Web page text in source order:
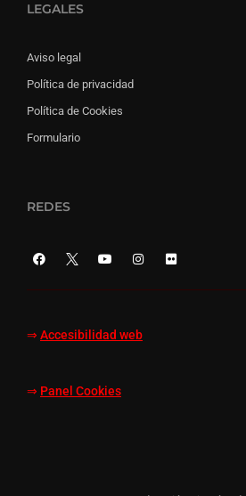
LEGALES
Aviso legal
Política de privacidad
Política de Cookies
Formulario
REDES
⇒ Accesibilidad web
⇒ Panel Cookies